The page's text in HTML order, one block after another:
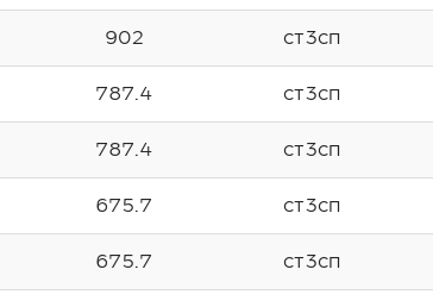
902 ст3сп
787.4 ст3сп
787.4 ст3сп
675.7 ст3сп
675.7 ст3сп